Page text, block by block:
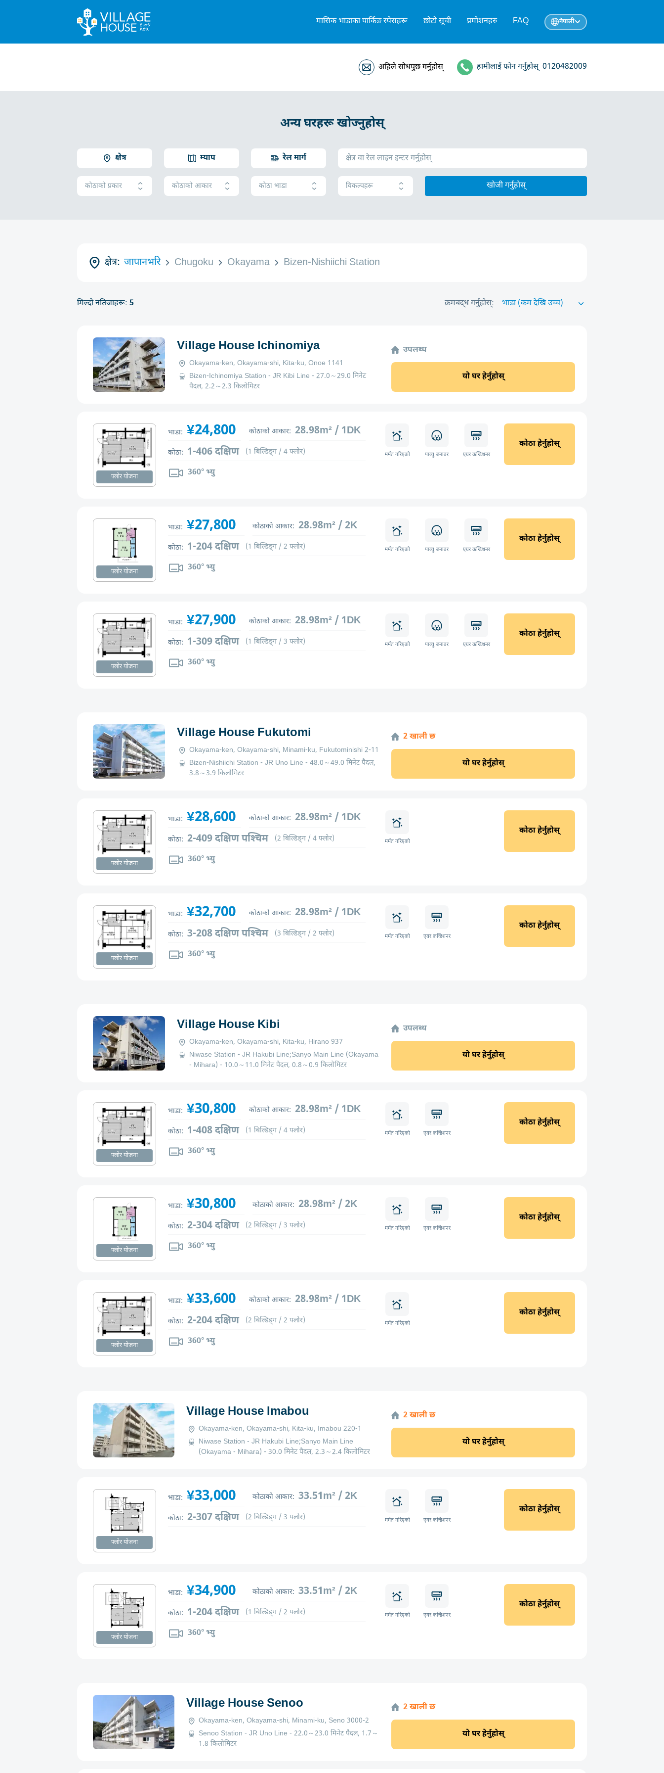
मासिक भाडाका पार्किङ स्पेसहरू छोटो सूची प्रमोशनहरु FAQ नेपाली
अहिले सोधपुछ गर्नुहोस् हामीलाई फोन गर्नुहोस् 0120482009
अन्य घरहरू खोज्नुहोस्
क्षेत्र म्याप रेल मार्ग
कोठाको प्रकार कोठाको आकार कोठा भाडा विकल्पहरू खोजी गर्नुहोस्
क्षेत्र: जापानभरि Chugoku Okayama Bizen-Nishiichi Station
मिल्दो नतिजाहरू: 5 क्रमबद्ध गर्नुहोस्:
Village House Ichinomiya
Okayama-ken, Okayama-shi, Kita-ku, Onoe 1141
Bizen-Ichinomiya Station - JR Kibi Line - 27.0～29.0 मिनेट
पैदल, 2.2～2.3 किलोमिटर
उपलब्ध
यो घर हेर्नुहोस्
फ्लोर योजना
भाडा: ¥24,800 कोठाको आकार: 28.98m² / 1DK
कोठा: 1-406 दक्षिण (1 बिल्डिङ्ग / 4 फ्लोर)
360° भ्यु
मर्मत गरिएको पाल्तु जनावर एयर कन्डिशनर
कोठा हेर्नुहोस्
फ्लोर योजना
भाडा: ¥27,800 कोठाको आकार: 28.98m² / 2K
कोठा: 1-204 दक्षिण (1 बिल्डिङ्ग / 2 फ्लोर)
360° भ्यु
मर्मत गरिएको पाल्तु जनावर एयर कन्डिशनर
कोठा हेर्नुहोस्
फ्लोर योजना
भाडा: ¥27,900 कोठाको आकार: 28.98m² / 1DK
कोठा: 1-309 दक्षिण (1 बिल्डिङ्ग / 3 फ्लोर)
360° भ्यु
मर्मत गरिएको पाल्तु जनावर एयर कन्डिशनर
कोठा हेर्नुहोस्
Village House Fukutomi
Okayama-ken, Okayama-shi, Minami-ku, Fukutominishi 2-11
Bizen-Nishiichi Station - JR Uno Line - 48.0～49.0 मिनेट पैदल,
3.8～3.9 किलोमिटर
2 खाली छ
यो घर हेर्नुहोस्
फ्लोर योजना
भाडा: ¥28,600 कोठाको आकार: 28.98m² / 1DK
कोठा: 2-409 दक्षिण पश्चिम (2 बिल्डिङ्ग / 4 फ्लोर)
360° भ्यु
मर्मत गरिएको
कोठा हेर्नुहोस्
फ्लोर योजना
भाडा: ¥32,700 कोठाको आकार: 28.98m² / 1DK
कोठा: 3-208 दक्षिण पश्चिम (3 बिल्डिङ्ग / 2 फ्लोर)
360° भ्यु
मर्मत गरिएको एयर कन्डिशनर
कोठा हेर्नुहोस्
Village House Kibi
Okayama-ken, Okayama-shi, Kita-ku, Hirano 937
Niwase Station - JR Hakubi Line;Sanyo Main Line (Okayama
- Mihara) - 10.0～11.0 मिनेट पैदल, 0.8～0.9 किलोमिटर
उपलब्ध
यो घर हेर्नुहोस्
फ्लोर योजना
भाडा: ¥30,800 कोठाको आकार: 28.98m² / 1DK
कोठा: 1-408 दक्षिण (1 बिल्डिङ्ग / 4 फ्लोर)
360° भ्यु
मर्मत गरिएको एयर कन्डिशनर
कोठा हेर्नुहोस्
फ्लोर योजना
भाडा: ¥30,800 कोठाको आकार: 28.98m² / 2K
कोठा: 2-304 दक्षिण (2 बिल्डिङ्ग / 3 फ्लोर)
360° भ्यु
मर्मत गरिएको एयर कन्डिशनर
कोठा हेर्नुहोस्
फ्लोर योजना
भाडा: ¥33,600 कोठाको आकार: 28.98m² / 1DK
कोठा: 2-204 दक्षिण (2 बिल्डिङ्ग / 2 फ्लोर)
360° भ्यु
मर्मत गरिएको
कोठा हेर्नुहोस्
Village House Imabou
Okayama-ken, Okayama-shi, Kita-ku, Imabou 220-1
Niwase Station - JR Hakubi Line;Sanyo Main Line
(Okayama - Mihara) - 30.0 मिनेट पैदल, 2.3～2.4 किलोमिटर
2 खाली छ
यो घर हेर्नुहोस्
फ्लोर योजना
भाडा: ¥33,000 कोठाको आकार: 33.51m² / 2K
कोठा: 2-307 दक्षिण (2 बिल्डिङ्ग / 3 फ्लोर) मर्मत गरिएको एयर कन्डिशनर
कोठा हेर्नुहोस्
फ्लोर योजना
भाडा: ¥34,900 कोठाको आकार: 33.51m² / 2K
कोठा: 1-204 दक्षिण (1 बिल्डिङ्ग / 2 फ्लोर)
360° भ्यु
मर्मत गरिएको एयर कन्डिशनर
कोठा हेर्नुहोस्
Village House Senoo
Okayama-ken, Okayama-shi, Minami-ku, Seno 3000-2
Senoo Station - JR Uno Line - 22.0～23.0 मिनेट पैदल, 1.7～
1.8 किलोमिटर
2 खाली छ
यो घर हेर्नुहोस्